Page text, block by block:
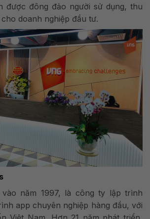
được đông đảo người sử dụng, thu
doanh nghiệp đầu tư.
năm 1997, là công ty lập trình
app chuyên nghiệp hàng đầu, với